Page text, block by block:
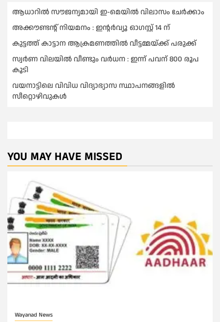
ആധാറിൽ സൗജന്യമായി ഇ-മെയിൽ വിലാസം ചേർക്കാം
അക്കൗണ്ടന്റ് നിയമനം : ഇൻ്റർവ്യൂ ഓഗസ്റ്റ് 14 ന്
കുട്ടത്ത് കാട്ടാന ആക്രമണത്തിൽ വീട്ടമ്മയ്ക്ക് പരുക്ക്
സ്വർണ വിലയില്‍ വീണ്ടും വർധന : ഇന്ന് പവന് 800 രൂപ
കൂടി
വയനാട്ടിലെ വിവിധ വിദ്യാഭ്യാസ സ്ഥാപനങ്ങളിൽ
സീറ്റൊഴിവുകൾ
YOU MAY HAVE MISSED
Wayanad News